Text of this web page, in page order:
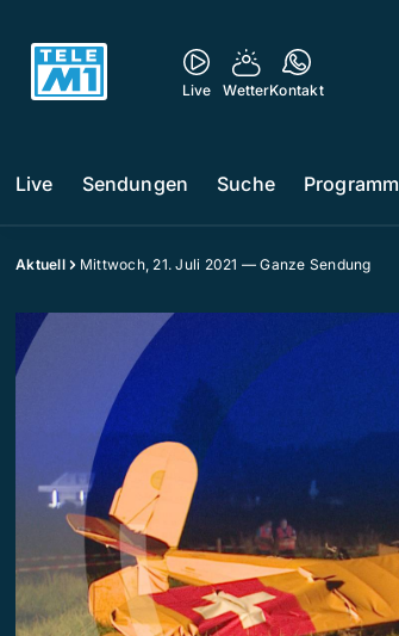
Live WetterKontakt
Live Sendungen Suche Programm
Aktuell Mittwoch, 21. Juli 2021 — Ganze Sendung